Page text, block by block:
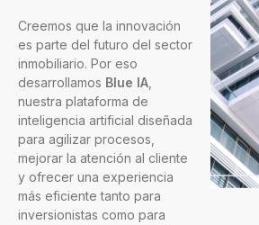
Creemos que la innovación
es parte del futuro del sector
inmobiliario. Por eso
desarrollamos Blue IA
nuestra plataforma de
inteligencia artificial diseñada
para agilizar procesos,
mejorar la atención al cliente
y ofrecer una experiencia
más eficiente tanto para
inversionistas como para